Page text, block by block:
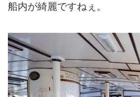
船内が綺麗ですねぇ。